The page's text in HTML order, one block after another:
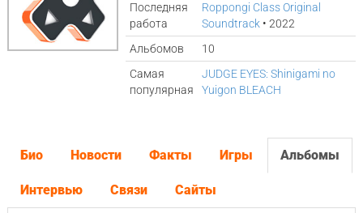
Последняя
работа
Roppongi Class Original
Soundtrack • 2022
Альбомов
10
Самая
популярная
JUDGE EYES: Shinigami no
Yuigon BLEACH
Био Новости Факты Игры Альбомы
Интервью Связи Сайты